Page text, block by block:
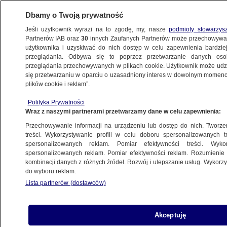
ZDROWIE
ZDROWIE
Francji. Służby sanitarne wydały decyzję
Zespół autorów
14.05.2026, 10:55
Posłuchaj artykułu
Czyta lektor AI
Dbamy o Twoją prywatność
Jeśli użytkownik wyrazi na to zgodę, my, naszepodmioty
Partnerów IAB oraz30 innych Zaufanych Partnerów może
użytkownika i uzyskiwać do nich dostęp w celu zapewnienia
przeglądania. Odbywa się to poprzez przetwarzanie danych
przeglądania przechowywanych w plikach cookie. Użytkownik może
się przetwarzaniu w oparciu o uzasadniony interes w dowolnym
plików cookie i reklam”.
Polityka Prywatności
Wraz z naszymi partnerami przetwarzamy dane w celu zapewnienia:
Przechowywanie informacji na urządzeniu lub dostęp do nich.
treści. Wykorzystywanie profili w celu doboru spersonalizowanych
spersonalizowanych reklam. Pomiar efektywności treści.
spersonalizowanych reklam. Pomiar efektywności reklam.
kombinacji danych z różnych źródeł. Rozwój i ulepszanie usług.
do wyboru reklam.
Lista partnerów (dostawców)
Akceptuję